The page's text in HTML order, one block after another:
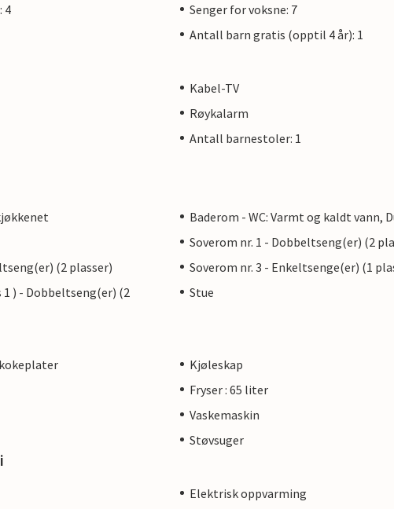
4
Senger for voksne: 7
Antall barn gratis (opptil 4 år): 1
Kabel-TV
Røykalarm
Antall barnestoler: 1
Baderom - WC: Varmt og kaldt vann,
Soverom nr. 1 - Dobbeltseng(er) (2
(2 plasser)
Soverom nr. 3 - Enkeltsenge(er) (1
1 ) - Dobbeltseng(er) (2
Stue
Kjøleskap
Fryser : 65 liter
Vaskemaskin
Støvsuger
Elektrisk oppvarming